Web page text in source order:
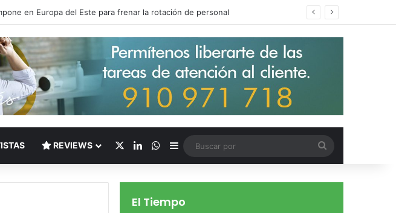
en Centroamérica dispara los salarios de entrada un 15%
REVIEWS LinkedInWhatsApp
Barra lateral
por
El Tiempo